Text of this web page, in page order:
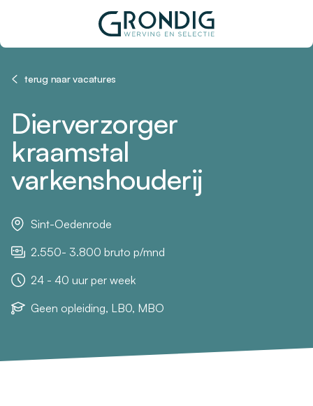
terug naar vacatures
Dierverzorger
kraamstal
varkenshouderij
Sint-Oedenrode
2.550- 3.800 bruto p/mnd
24 - 40 uur per week
Geen opleiding, LB0, MBO